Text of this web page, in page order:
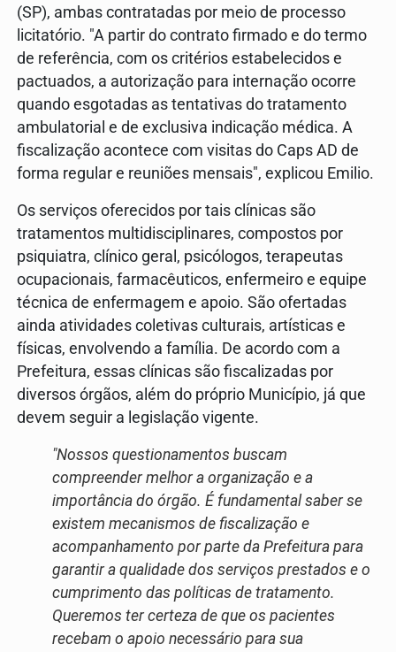
(SP), ambas contratadas por meio de processo
licitatório. "A partir do contrato firmado e do termo
de referência, com os critérios estabelecidos e
pactuados, a autorização para internação ocorre
quando esgotadas as tentativas do tratamento
ambulatorial e de exclusiva indicação médica. A
fiscalização acontece com visitas do Caps AD de
forma regular e reuniões mensais", explicou Emilio.
Os serviços oferecidos por tais clínicas são
tratamentos multidisciplinares, compostos por
psiquiatra, clínico geral, psicólogos, terapeutas
ocupacionais, farmacêuticos, enfermeiro e equipe
técnica de enfermagem e apoio. São ofertadas
ainda atividades coletivas culturais, artísticas e
físicas, envolvendo a família. De acordo com a
Prefeitura, essas clínicas são fiscalizadas por
diversos órgãos, além do próprio Município, já que
devem seguir a legislação vigente.
"Nossos questionamentos buscam
compreender melhor a organização e a
importância do órgão. É fundamental saber se
existem mecanismos de fiscalização e
acompanhamento por parte da Prefeitura para
garantir a qualidade dos serviços prestados e o
cumprimento das políticas de tratamento.
Queremos ter certeza de que os pacientes
recebam o apoio necessário para sua